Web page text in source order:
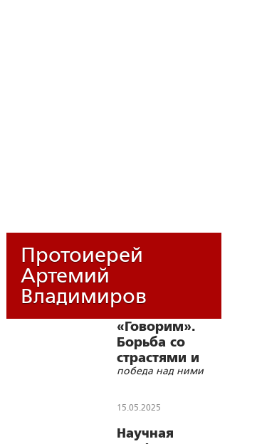
Протоиерей
Артемий
Владимиров
«Говорим».
Борьба со
страстями и
благодатная
победа над ними
15.05.2025
Научная